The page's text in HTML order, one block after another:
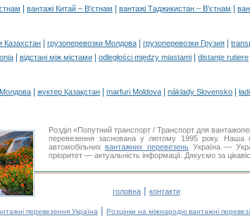
вантажі Китай – В'єтнам вантажі Таджикистан – В'єтнам
Казахстан грузоперевозки Молдова грузоперевозки Грузия
відстані між містами odległości między miastami distanţe rutiere
жүктер Қазақстан marfuri Moldova náklady Slovensko
Розділ «Попутний транспорт / Транспорт для
перевезення заснована у лютому 1995 року. Наша
автомобільнихвантажних перевезеньУкраїна —
пріоритет — актуальність інформації. Дякуємо за
головна | контакти
перевезення Україна | Розцінки на міжнародні вантажні